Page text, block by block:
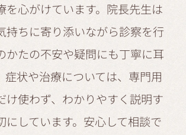
を心がけています。院長先生は
持ちに寄り添いながら診察を行
かたの不安や疑問にも丁寧に耳
症状や治療については、専門用
け使わず、わかりやすく説明す
にしています。安心して相談で